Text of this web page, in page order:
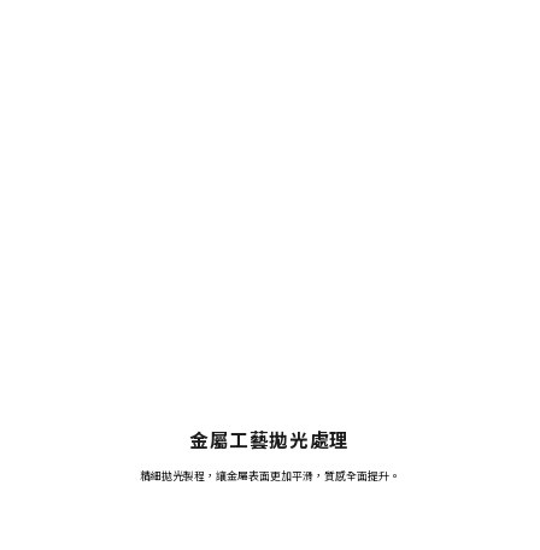
金屬工藝拋光處理
精細拋光製程，讓金屬表面更加平滑，質感全面提升。